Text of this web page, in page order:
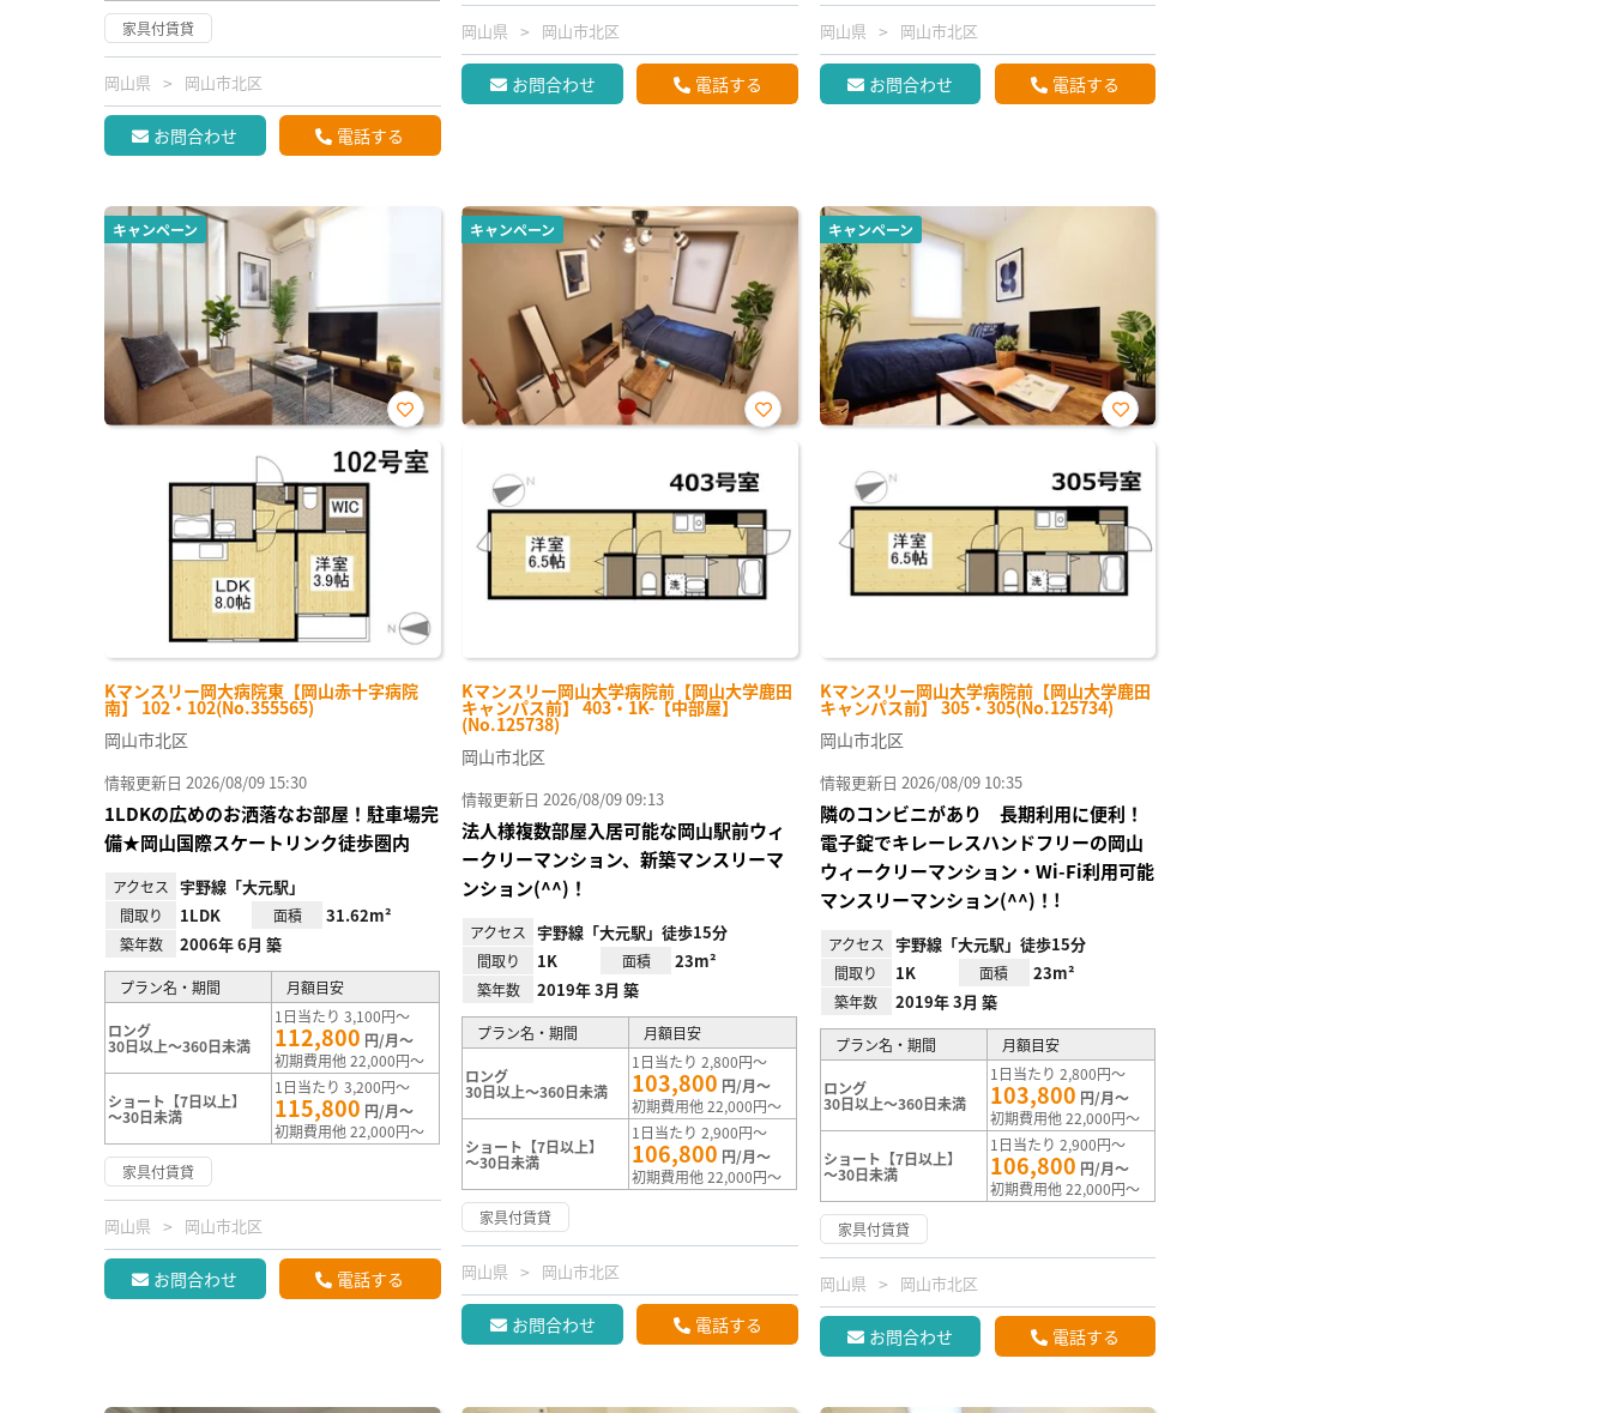
家具付賃貸
岡山県 岡山市北区
お問合わせ 電話する
岡山県 岡山市北区
お問合わせ 電話する
岡山県 岡山市北区
お問合わせ 電話する
キャンペーン
Kマンスリー岡大病院東【岡山赤十字病院
南】 102・102(No.355565)
お気
に入
り登
岡山市北区
情報更新日 2026/08/09 15:30
1LDKの広めのお洒落なお部屋！駐車場完
備★岡山国際スケートリンク徒歩圏内
アクセス 宇野線「大元駅」
間取り 1LDK 面積 31.62m²
築年数 2006年 6月 築
プラン名・期間 月額目安
ロング
30日以上～360日未満
1日当たり 3,100円～
112,800 円/月～
初期費用他 22,000円～
ショート【7日以上】
～30日未満
1日当たり 3,200円～
115,800 円/月～
初期費用他 22,000円～
家具付賃貸
岡山県 岡山市北区
お問合わせ 電話する
キャンペーン
Kマンスリー岡山大学病院前【岡山大学鹿田
キャンパス前】 403・1K-【中部屋】
(No.125738)
お気
り登
録
岡山市北区
情報更新日 2026/08/09 09:13
法人様複数部屋入居可能な岡山駅前ウィ
ークリーマンション、新築マンスリーマ
ンション(^^)！
アクセス 宇野線「大元駅」徒歩15分
間取り 1K 面積 23m²
築年数 2019年 3月 築
プラン名・期間 月額目安
ロング
30日以上～360日未満
1日当たり 2,800円～
103,800 円/月～
初期費用他 22,000円～
ショート【7日以上】
～30日未満
1日当たり 2,900円～
106,800 円/月～
初期費用他 22,000円～
家具付賃貸
岡山県 岡山市北区
お問合わせ 電話する
キャンペーン
Kマンスリー岡山大学病院前【岡山大学鹿田
キャンパス前】 305・305(No.125734)
お気
り登
録
岡山市北区
情報更新日 2026/08/09 10:35
隣のコンビニがあり 長期利用に便利！
電子錠でキレーレスハンドフリーの岡山
ウィークリーマンション・Wi-Fi利用可能
マンスリーマンション(^^)！!
アクセス 宇野線「大元駅」徒歩15分
間取り 1K 面積 23m²
築年数 2019年 3月 築
プラン名・期間 月額目安
ロング
30日以上～360日未満
1日当たり 2,800円～
103,800 円/月～
初期費用他 22,000円～
ショート【7日以上】
～30日未満
1日当たり 2,900円～
106,800 円/月～
初期費用他 22,000円～
家具付賃貸
岡山県 岡山市北区
お問合わせ 電話する